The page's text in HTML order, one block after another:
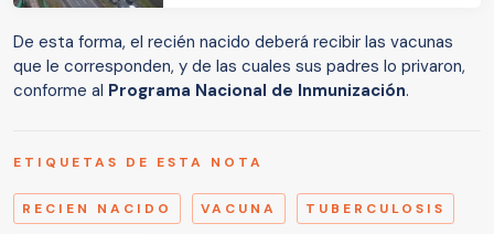
De esta forma, el recién nacido deberá recibir las vacunas
que le corresponden, y de las cuales sus padres lo privaron,
conforme al Programa Nacional de Inmunización.
ETIQUETAS DE ESTA NOTA
RECIEN NACIDO VACUNA TUBERCULOSIS